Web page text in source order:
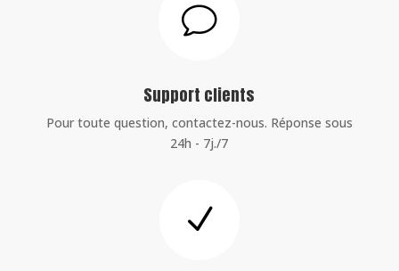
v
Support clients
Pour toute question, contactez-nous. Réponse sous
24h - 7j./7
N